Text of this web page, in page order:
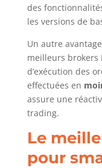
des
les versions de
Un autre
meilleurs brokers
d’exécution des
effectuées en
assure une
trading.
Le
pour